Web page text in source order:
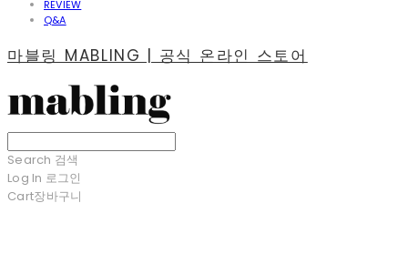
REVIEW
Q&A
마블링 MABLING | 공식 온라인 스토어
Search 검색
Log In 로그인
Cart장바구니